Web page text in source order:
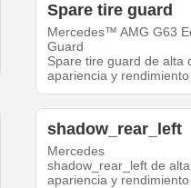
Spare tire guard
Mercedes™ AMG G63
Guard
Spare tire guard de alta
apariencia y
shadow_rear_left
Mercedes
shadow_rear_left de
apariencia y